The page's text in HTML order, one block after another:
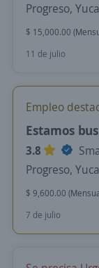
Progreso,
$ 15,000.00
11 de julio
Empleo
Estamos
3.8
Progreso,
$ 9,600.00
7 de julio